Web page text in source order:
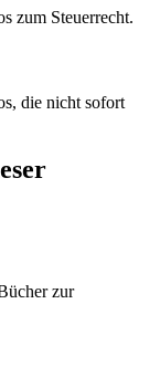
zum Steuerrecht.
die nicht sofort
zur